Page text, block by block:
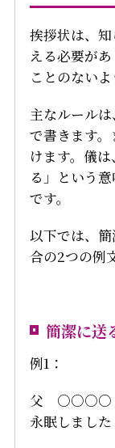
挨拶状は、
える必要が
ことのない
主なルール
で書きます
けます。儀
る」という
です。
以下では、
合の2つの例
簡潔に送
例1：
父 ○○○○（
永眠しました